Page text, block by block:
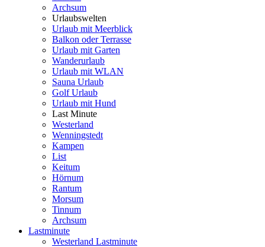
Archsum
Urlaubswelten
Urlaub mit Meerblick
Balkon oder Terrasse
Urlaub mit Garten
Wanderurlaub
Urlaub mit WLAN
Sauna Urlaub
Golf Urlaub
Urlaub mit Hund
Last Minute
Westerland
Wenningstedt
Kampen
List
Keitum
Hörnum
Rantum
Morsum
Tinnum
Archsum
Lastminute
Westerland Lastminute